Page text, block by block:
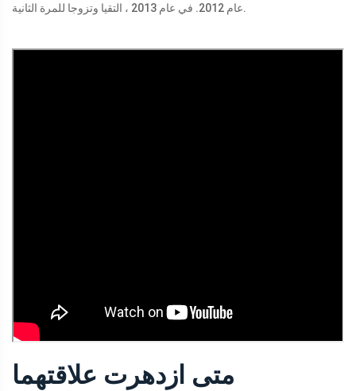
عام 2012. في عام 2013 ، التقيا وتزوجا للمرة الثانية.
متى ازدهرت علاقتهما